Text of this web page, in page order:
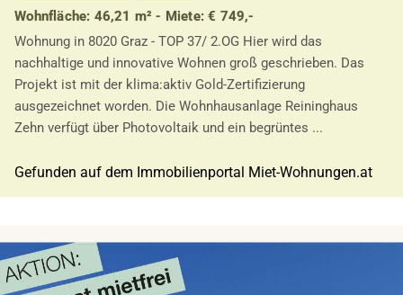
Wohnfläche: 46,21 m² - Miete: € 749,-
Wohnung in 8020 Graz - TOP 37/ 2.OG Hier wird das
nachhaltige und innovative Wohnen groß geschrieben. Das
Projekt ist mit der klima:aktiv Gold-Zertifizierung
ausgezeichnet worden. Die Wohnhausanlage Reininghaus
Zehn verfügt über Photovoltaik und ein begrüntes ...
Gefunden auf dem Immobilienportal Miet-Wohnungen.at